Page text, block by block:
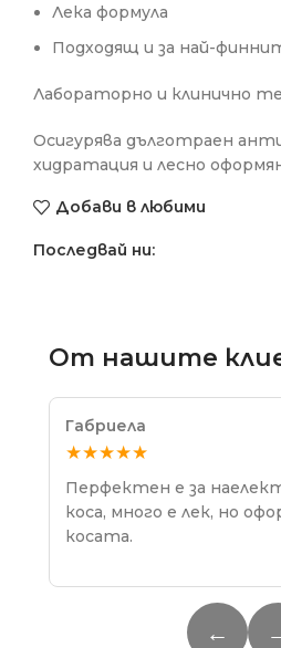
Лека формула
Подходящ и за най-
Лабораторно и клинично
Осигурява дълготраен
хидратация и лесно
Добави в любими
Последвай ни:
От нашите
Габриела
★★★★★
Перфектен е за
коса, много е лек, но
косата.
←